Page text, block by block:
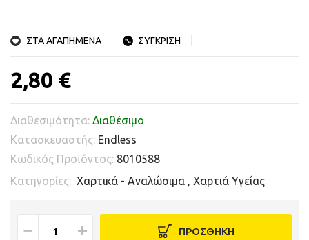
ΣΤΑ ΑΓΑΠΗΜΕΝΑ ΣΥΓΚΡΙΣΗ
2,80 €
Διαθεσιμότητα: Διαθέσιμο
Κατασκευαστής: Endless
Κωδικός Προϊόντος: 8010588
Κατηγορίες: Χαρτικά - Αναλώσιμα , Χαρτιά Υγείας
− + ΠΡΟΣΘΗΚΗ